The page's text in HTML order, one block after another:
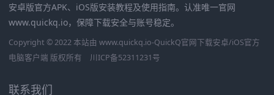
安卓版官方APK、iOS版安装教程及使用指南。认准唯一官网
www.quickq.io，保障下载安全与账号稳定。
Copyright © 2022 本站由 www.quickq.io-QuickQ官网下载安卓/iOS官方
电脑客户端 版权所有
川ICP备52311231号
联系我们